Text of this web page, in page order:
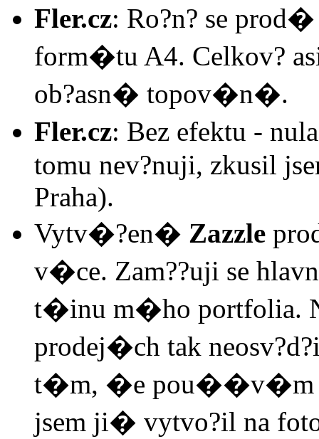
Fler.cz: Ro?n? se
form�tu A4. Celkov?
ob?asn� topov�n�.
Fler.cz: Bez efektu -
tomu nev?nuji, zkusil
Praha).
Vytv�?en� Zazzle
v�ce. Zam??uji se
t�inu m�ho portfolia.
prodej�ch tak
t�m, �e pou��v�m
jsem ji� vytvo?il na